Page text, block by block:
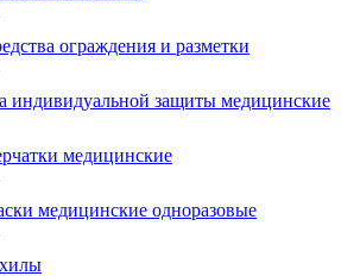
ограждения и разметки
индивидуальной защиты медицинские
медицинские
медицинские одноразовые